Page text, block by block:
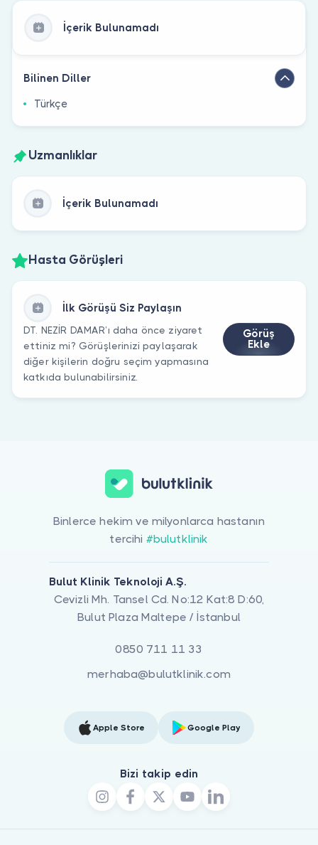
İçerik Bulunamadı
Bilinen Diller
Türkçe
Uzmanlıklar
İçerik Bulunamadı
Hasta Görüşleri
İlk Görüşü Siz Paylaşın
DT. NEZİR DAMAR’ı daha önce ziyaret
ettiniz mi? Görüşlerinizi paylaşarak
diğer kişilerin doğru seçim yapmasına
katkıda bulunabilirsiniz.
Görüş
Ekle
Binlerce hekim ve milyonlarca hastanın
tercihi #bulutklinik
Bulut Klinik Teknoloji A.Ş.
Cevizli Mh. Tansel Cd. No:12 Kat:8 D:60,
Bulut Plaza Maltepe / İstanbul
0850 711 11 33
merhaba@bulutklinik.com
Apple Store Google Play
Bizi takip edin